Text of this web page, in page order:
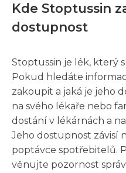
Kde Stoptussin
dostupnost
Stoptussin je lék, který
Pokud hledáte
zakoupit a jaká je jeho
na svého lékaře nebo
dostání v lékárnách a
Jeho dostupnost závisí
poptávce spotřebitelů.
věnujte pozornost